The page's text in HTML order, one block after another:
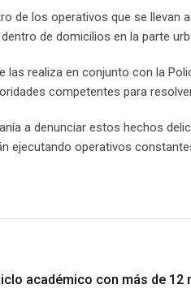
de los operativos que se llevan
de domicilios en la parte
las realiza en conjunto con la
competentes para
a denunciar estos hechos
ejecutando operativos
académico con más de 12